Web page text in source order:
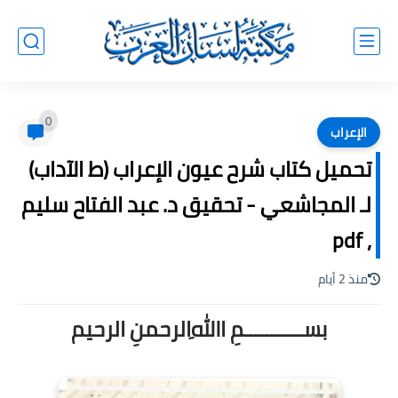
الإعراب 0
تحميل كتاب شرح عيون الإعراب (ط الآداب)
لـ المجاشعي - تحقيق د. عبد الفتاح سليم
, pdf
منذ 2 أيام
بســـــــــــمِ اﷲِالرحمنِ الرحيم